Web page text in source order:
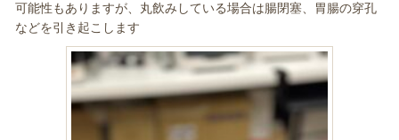
可能性もありますが、丸飲みしている場合は腸閉塞、胃腸の穿孔
などを引き起こします